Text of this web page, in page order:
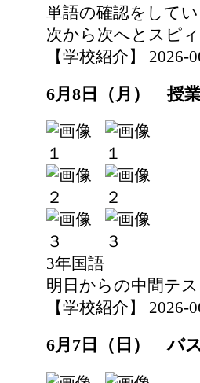
単語の確認をして
次から次へとスピ
【学校紹介】 2026-
6月8日（月） 授
3年国語
明日からの中間テ
【学校紹介】 2026-
6月7日（日） バ